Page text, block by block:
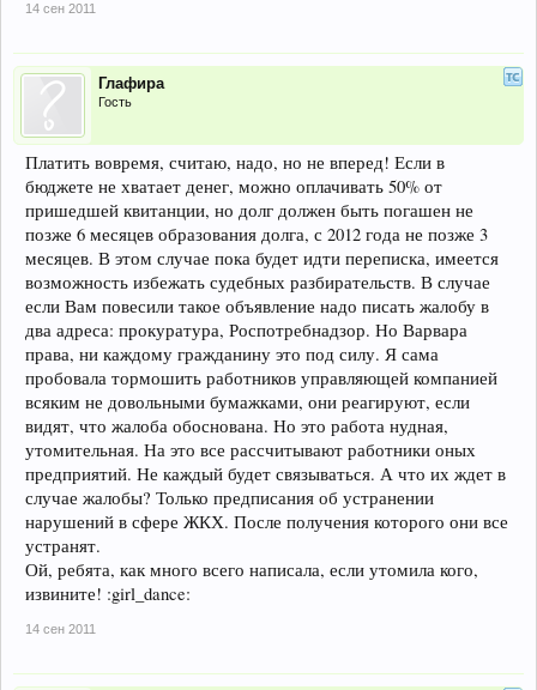
14 сен 2011
Глафира
Гость
Платить вовремя, считаю, надо, но не вперед! Если в
бюджете не хватает денег, можно оплачивать 50% от
пришедшей квитанции, но долг должен быть погашен не
позже 6 месяцев образования долга, с 2012 года не позже 3
месяцев. В этом случае пока будет идти переписка, имеется
возможность избежать судебных разбирательств. В случае
если Вам повесили такое объявление надо писать жалобу в
два адреса: прокуратура, Роспотребнадзор. Но Варвара
права, ни каждому гражданину это под силу. Я сама
пробовала тормошить работников управляющей компанией
всяким не довольными бумажками, они реагируют, если
видят, что жалоба обоснована. Но это работа нудная,
утомительная. На это все рассчитывают работники оных
предприятий. Не каждый будет связываться. А что их ждет в
случае жалобы? Только предписания об устранении
нарушений в сфере ЖКХ. После получения которого они все
устранят.
Ой, ребята, как много всего написала, если утомила кого,
извините! :girl_dance:
14 сен 2011